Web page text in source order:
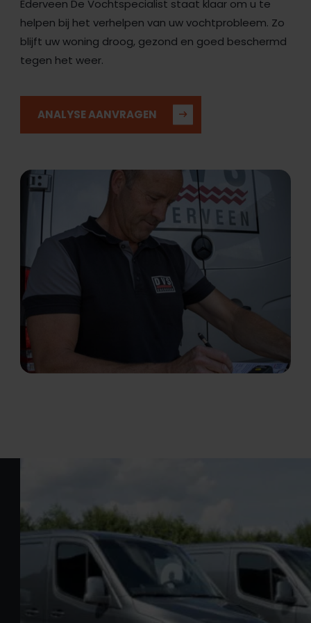
Ederveen De Vochtspecialist staat klaar om u te
helpen bij het verhelpen van uw vochtprobleem. Zo
blijft uw woning droog, gezond en goed beschermd
tegen het weer.
ANALYSE AANVRAGEN